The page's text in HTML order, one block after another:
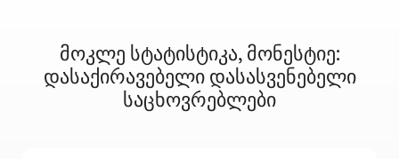
მოკლე სტატისტიკა, მონესტიე:
დასაქირავებელი დასასვენებელი
საცხოვრებლები